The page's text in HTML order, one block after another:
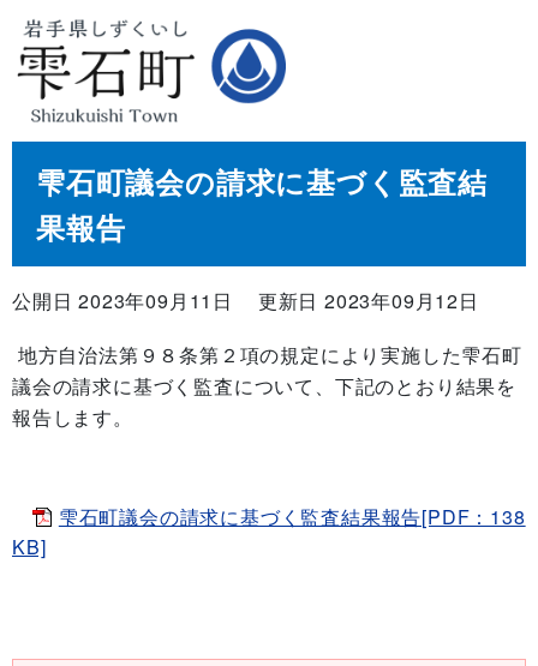
雫石町議会の請求に基づく監査結
果報告
公開日 2023年09月11日 更新日 2023年09月12日
地方自治法第９８条第２項の規定により実施した雫石町
議会の請求に基づく監査について、下記のとおり結果を
報告します。
雫石町議会の請求に基づく監査結果報告[PDF：138
KB]